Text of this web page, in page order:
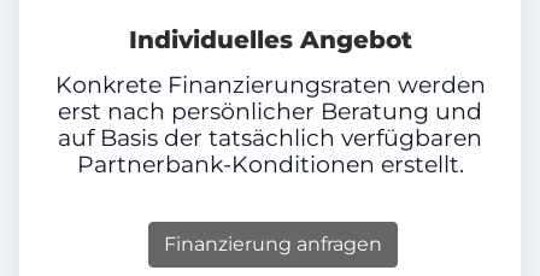
4
58 l
Individuelles Angebot
Konkrete Finanzierungsraten werden
erst nach persönlicher Beratung und
auf Basis der tatsächlich verfügbaren
Partnerbank-Konditionen erstellt.
Finanzierung anfragen